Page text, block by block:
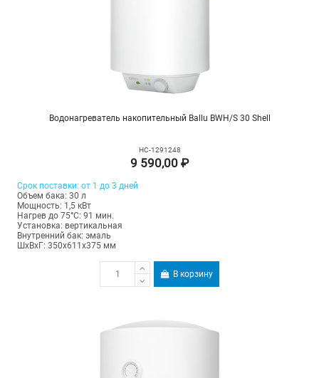
Водонагреватель накопительный Ballu BWH/S 30 Shell
НС-1291248
9 590,00 ₽
Срок поставки: от 1 до 3 дней
Объем бака: 30 л
Мощность: 1,5 кВт
Нагрев до 75°С: 91 мин.
Установка: вертикальная
Внутренний бак: эмаль
ШхВхГ: 350х611х375 мм
В корзину